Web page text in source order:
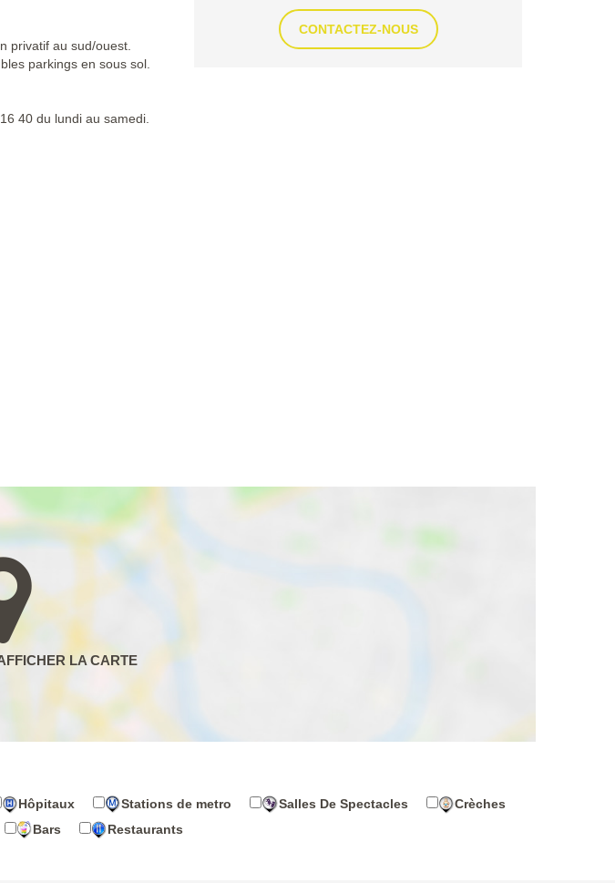
privatif au sud/ouest.
parkings en sous sol.
40 du lundi au samedi.
CONTACTEZ-NOUS
Hôpitaux Stations de metro Salles De Spectacles
Crèches
Bars Restaurants